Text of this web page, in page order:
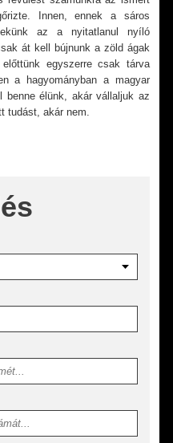
Innen, ennek a sáros
az a nyitatlanul nyíló
át kell bújnunk a zöld ágak
egyszerre csak tárva
a hagyományban a magyar
benne élünk, akár vállaljuk az
tudást, akár nem.